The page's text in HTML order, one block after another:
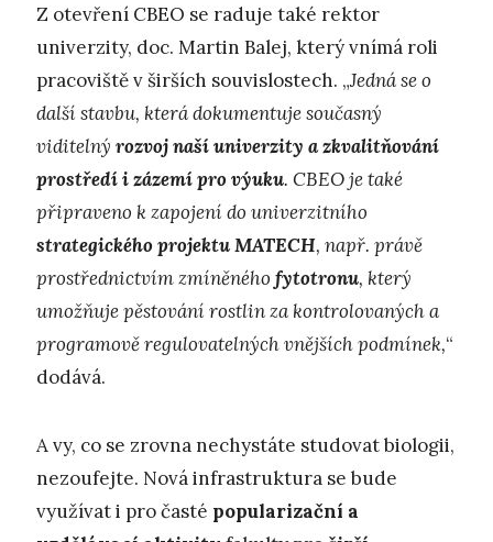
Z otevření CBEO se raduje také rektor
univerzity, doc. Martin Balej, který vnímá roli
pracoviště v širších souvislostech. „Jedná se o
další stavbu, která dokumentuje současný
viditelný rozvoj naší univerzity a zkvalitňování
prostředí i zázemí pro výuku. CBEO je také
připraveno k zapojení do univerzitního
strategického projektu MATECH, např. právě
prostřednictvím zmíněného fytotronu, který
umožňuje pěstování rostlin za kontrolovaných a
programově regulovatelných vnějších podmínek,“
dodává.
A vy, co se zrovna nechystáte studovat biologii,
nezoufejte. Nová infrastruktura se bude
využívat i pro časté popularizační a